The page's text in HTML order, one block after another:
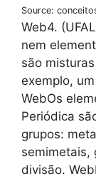
Source:
Web4.
nem
são
exemplo,
WebOs
Periódica
grupos:
semimetais,
divisão.